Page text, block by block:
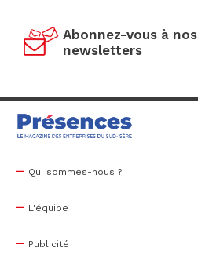
Abonnez-vous à nos
newsletters
Qui sommes-nous ?
L'équipe
Publicité